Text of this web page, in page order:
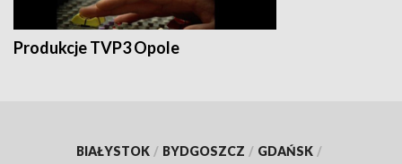
Produkcje TVP3 Opole
BIAŁYSTOK / BYDGOSZCZ / GDAŃSK /